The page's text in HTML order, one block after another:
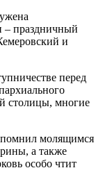
– праздничный
и
перед
столицы, многие
молящимся
а также
особо чтит